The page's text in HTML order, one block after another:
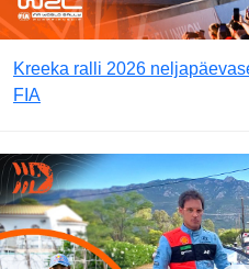
Kreeka ralli 2026
FIA